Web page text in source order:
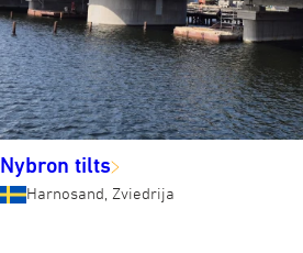
Nybron tilts
Harnosand, Zviedrija